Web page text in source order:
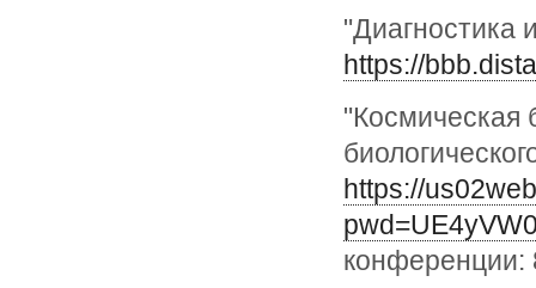
"Диагностика
https://
"Космическая
https://
конференции: